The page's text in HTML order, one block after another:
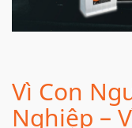
Vì Con
Nghiệp –